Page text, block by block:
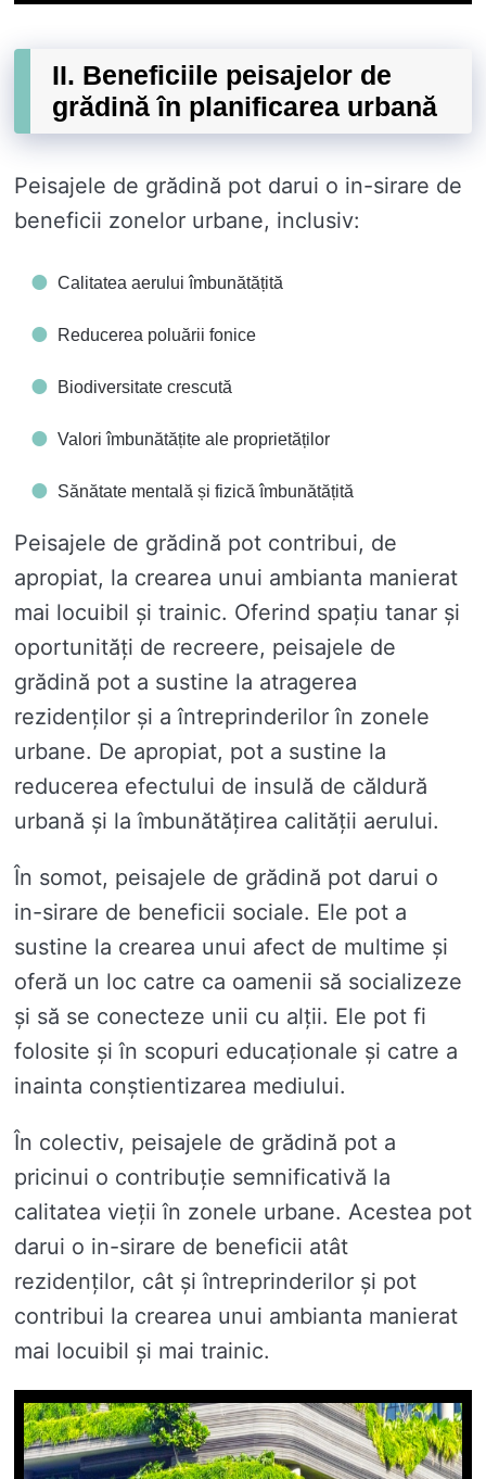
II. Beneficiile peisajelor de
grădină în planificarea urbană
Peisajele de grădină pot darui o in-sirare de
beneficii zonelor urbane, inclusiv:
Calitatea aerului îmbunătățită
Reducerea poluării fonice
Biodiversitate crescută
Valori îmbunătățite ale proprietăților
Sănătate mentală și fizică îmbunătățită
Peisajele de grădină pot contribui, de
apropiat, la crearea unui ambianta manierat
mai locuibil și trainic. Oferind spațiu tanar și
oportunități de recreere, peisajele de
grădină pot a sustine la atragerea
rezidenților și a întreprinderilor în zonele
urbane. De apropiat, pot a sustine la
reducerea efectului de insulă de căldură
urbană și la îmbunătățirea calității aerului.
În somot, peisajele de grădină pot darui o
in-sirare de beneficii sociale. Ele pot a
sustine la crearea unui afect de multime și
oferă un loc catre ca oamenii să socializeze
și să se conecteze unii cu alții. Ele pot fi
folosite și în scopuri educaționale și catre a
inainta conștientizarea mediului.
În colectiv, peisajele de grădină pot a
pricinui o contribuție semnificativă la
calitatea vieții în zonele urbane. Acestea pot
darui o in-sirare de beneficii atât
rezidenților, cât și întreprinderilor și pot
contribui la crearea unui ambianta manierat
mai locuibil și mai trainic.